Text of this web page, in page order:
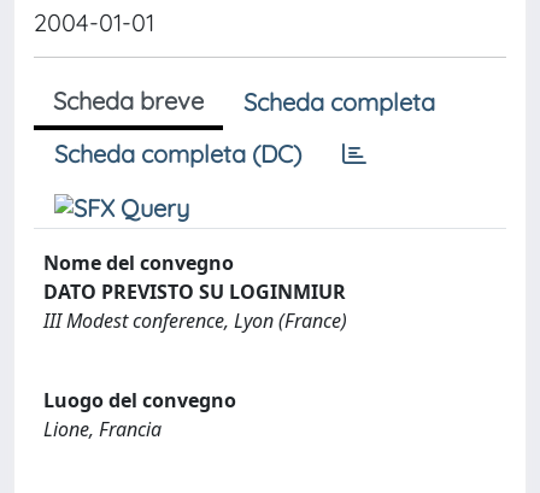
2004-01-01
Scheda breve
Scheda completa
Scheda completa (DC)
Nome del convegno
DATO PREVISTO SU LOGINMIUR
III Modest conference, Lyon (France)
Luogo del convegno
Lione, Francia